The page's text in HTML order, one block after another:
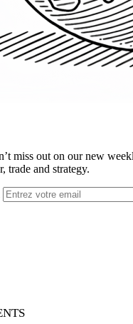
miss out on our new
trade and strategy.